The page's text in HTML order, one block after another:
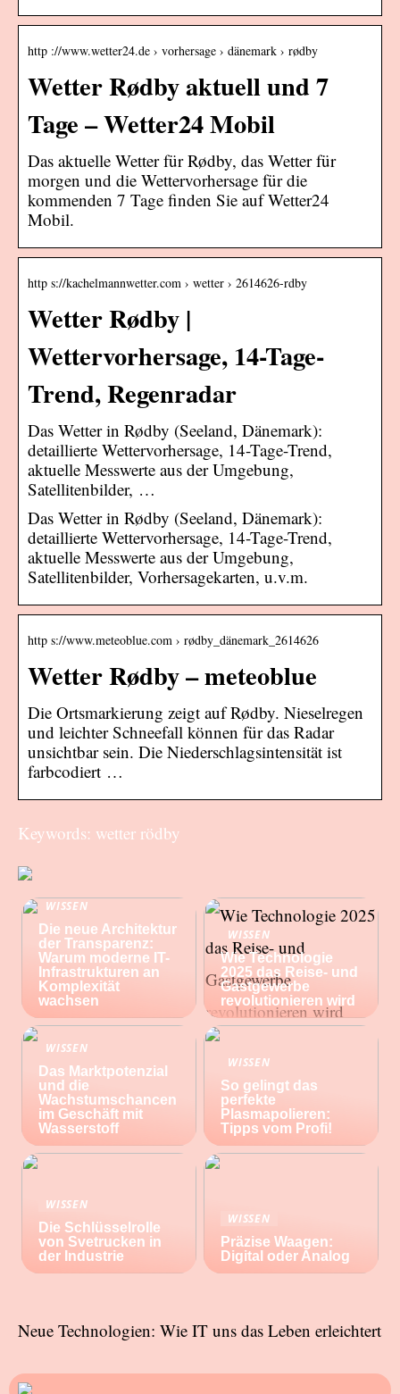
http ://www.wetter24.de › vorhersage › dänemark › rødby
Wetter Rødby aktuell und 7
Tage – Wetter24 Mobil
Das aktuelle Wetter für Rødby, das Wetter für
morgen und die Wettervorhersage für die
kommenden 7 Tage finden Sie auf Wetter24
Mobil.
http s://kachelmannwetter.com › wetter › 2614626-rdby
Wetter Rødby |
Wettervorhersage, 14-Tage-
Trend, Regenradar
Das Wetter in Rødby (Seeland, Dänemark):
detaillierte Wettervorhersage, 14-Tage-Trend,
aktuelle Messwerte aus der Umgebung,
Satellitenbilder, …
Das Wetter in Rødby (Seeland, Dänemark):
detaillierte Wettervorhersage, 14-Tage-Trend,
aktuelle Messwerte aus der Umgebung,
Satellitenbilder, Vorhersagekarten, u.v.m.
http s://www.meteoblue.com › rødby_dänemark_2614626
Wetter Rødby – meteoblue
Die Ortsmarkierung zeigt auf Rødby. Nieselregen
und leichter Schneefall können für das Radar
unsichtbar sein. Die Niederschlagsintensität ist
farbcodiert …
Keywords: wetter rödby
WISSEN
Die neue Architektur
der Transparenz:
Warum moderne IT-
Infrastrukturen an
Komplexität
wachsen
WISSEN
Wie Technologie
2025 das Reise- und
Gastgewerbe
revolutionieren wird
WISSEN
Das Marktpotenzial
und die
Wachstumschancen
im Geschäft mit
Wasserstoff
WISSEN
So gelingt das
perfekte
Plasmapolieren:
Tipps vom Profi!
WISSEN
Die Schlüsselrolle
von Svetrucken in
der Industrie
WISSEN
Präzise Waagen:
Digital oder Analog
Neue Technologien: Wie IT uns das Leben erleichtert